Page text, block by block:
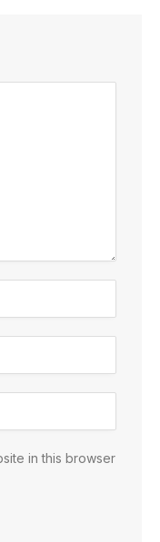
in this browser